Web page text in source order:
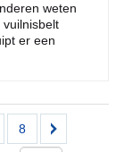
weten
er een
8